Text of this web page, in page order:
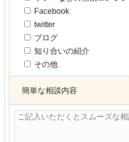
Facebook
twitter
ブログ
知り合いの紹介
その他
簡単な相談内容